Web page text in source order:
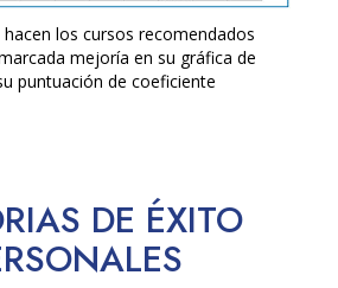
los cursos recomendados
mejoría en su gráfica de
puntuación de coeficiente
DE ÉXITO